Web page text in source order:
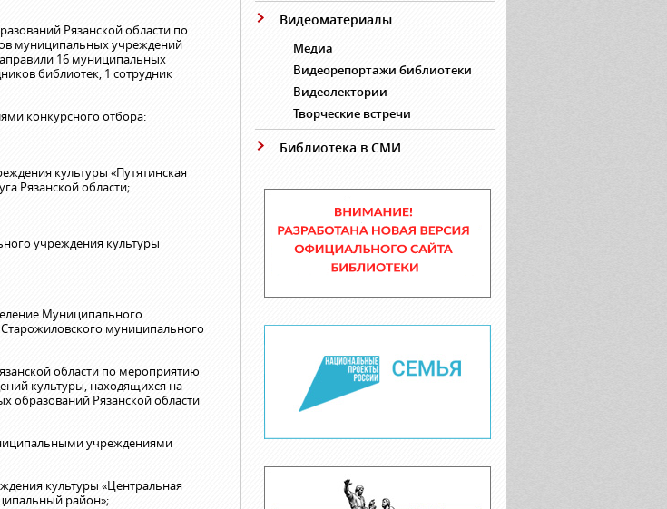
Рязанской области по
муниципальных учреждений
16 муниципальных
библиотек, 1 сотрудник
конкурсного отбора:
культуры «Путятинская
Рязанской области;
учреждения культуры
Муниципального
муниципального
области по мероприятию
культуры, находящихся на
образований Рязанской области
учреждениями
культуры «Центральная
район»;
Видеоматериалы
Медиа
Видеорепортажи библиотеки
Видеолектории
Творческие встречи
Библиотека в СМИ